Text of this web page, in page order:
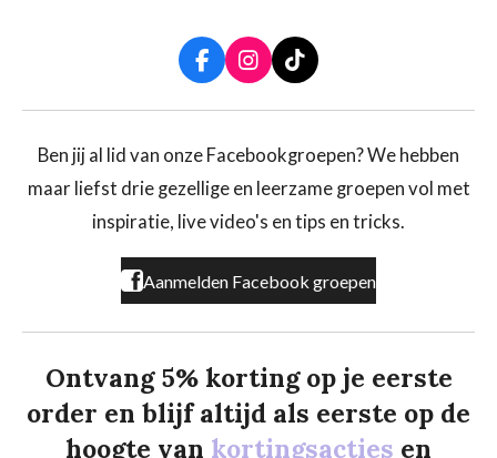
F
a
c
b
o
k
I
n
s
a
r
a
T
i
k
o
Ben jij al lid van onze Facebookgroepen? We hebben
maar liefst drie gezellige en leerzame groepen vol met
inspiratie, live video's en tips en tricks.
Aanmelden Facebook groepen
Ontvang 5% korting op je eerste
order en blijf altijd als eerste op de
hoogte van kortingsacties en